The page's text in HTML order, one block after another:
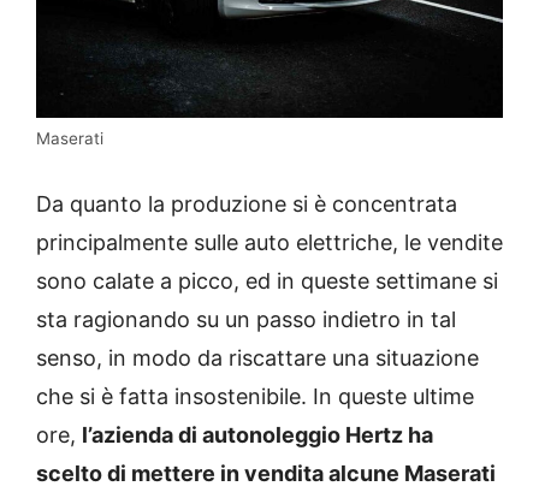
Maserati
Da quanto la produzione si è concentrata
principalmente sulle auto elettriche, le vendite
sono calate a picco, ed in queste settimane si
sta ragionando su un passo indietro in tal
senso, in modo da riscattare una situazione
che si è fatta insostenibile. In queste ultime
ore, l’azienda di autonoleggio Hertz ha
scelto di mettere in vendita alcune Maserati